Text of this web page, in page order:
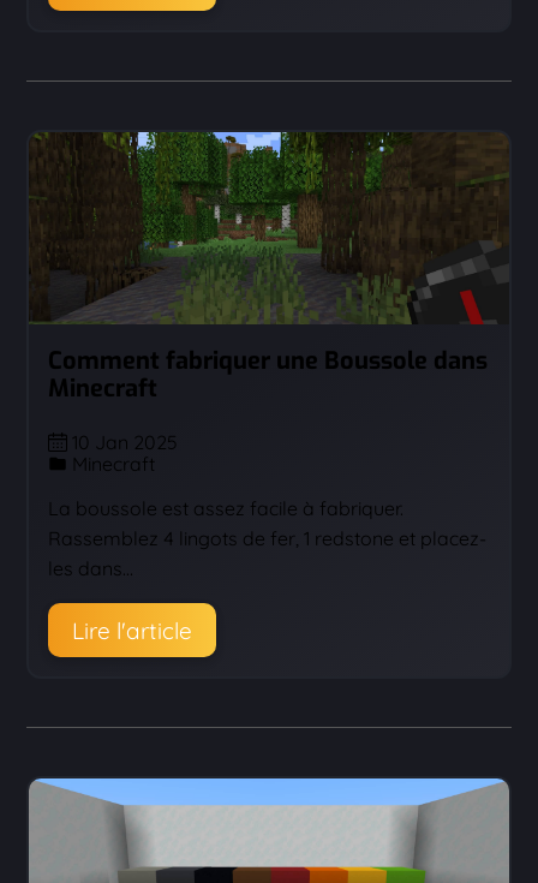
Comment fabriquer une Boussole dans
Minecraft
10 Jan 2025
Minecraft
La boussole est assez facile à fabriquer.
Rassemblez 4 lingots de fer, 1 redstone et placez-
les dans…
Lire l'article